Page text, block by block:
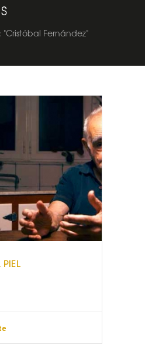
"Cristóbal Fernández"